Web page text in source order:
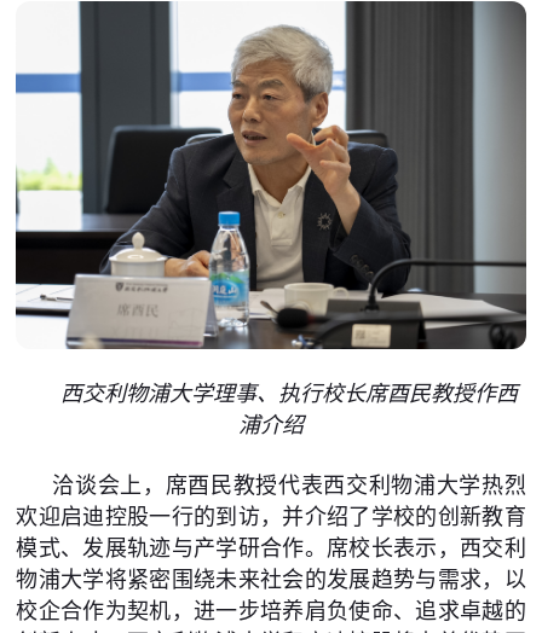
西交利物浦大学理事、执行校长席酉民教授作西
浦介绍
洽谈会上，席酉民教授代表西交利物浦大学热烈
欢迎启迪控股一行的到访，并介绍了学校的创新教育
模式、发展轨迹与产学研合作。席校长表示，西交利
物浦大学将紧密围绕未来社会的发展趋势与需求，以
校企合作为契机，进一步培养肩负使命、追求卓越的